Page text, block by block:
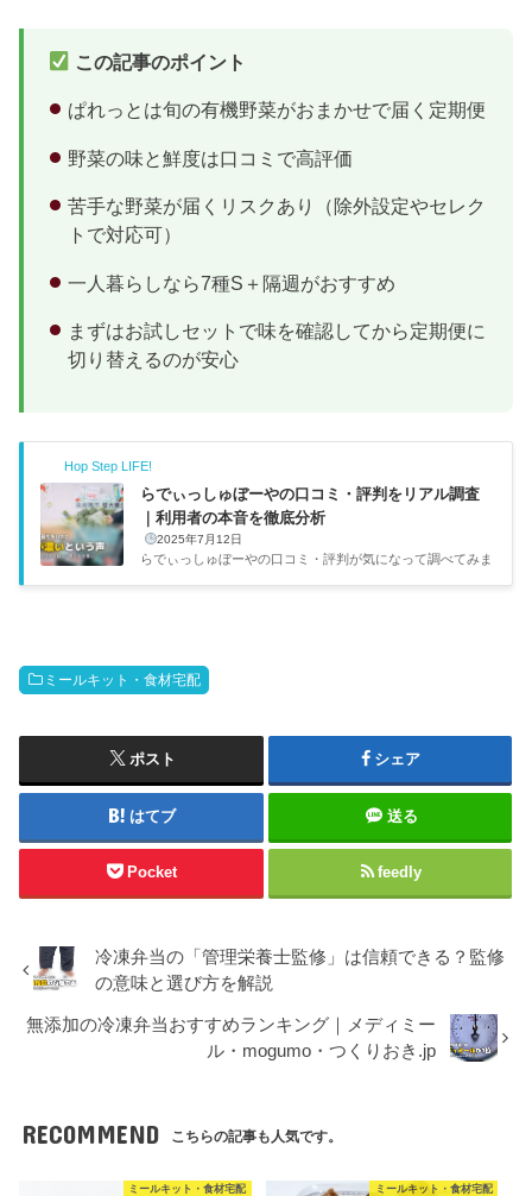
この記事のポイント
ぱれっとは旬の有機野菜がおまかせで届く定期便
野菜の味と鮮度は口コミで高評価
苦手な野菜が届くリスクあり（除外設定やセレク
トで対応可）
一人暮らしなら7種S＋隔週がおすすめ
まずはお試しセットで味を確認してから定期便に
切り替えるのが安心
Hop Step LIFE!
らでぃっしゅぼーやの口コミ・評判をリアル調査
｜利用者の本音を徹底分析
2025年7月12日
らでぃっしゅぼーやの口コミ・評判が気になって調べてみま
（RADIX基準で農薬は国の1/2以下）お試しセット1,980円
額・エリアで変...
ミールキット・食材宅配
ポスト シェア
はてブ 送る
Pocket feedly
冷凍弁当の「管理栄養士監修」は信頼できる？監修
の意味と選び方を解説
無添加の冷凍弁当おすすめランキング｜メディミー
ル・mogumo・つくりおき.jp
RECOMMEND こちらの記事も人気です。
ミールキット・食材宅配 ミールキット・食材宅配